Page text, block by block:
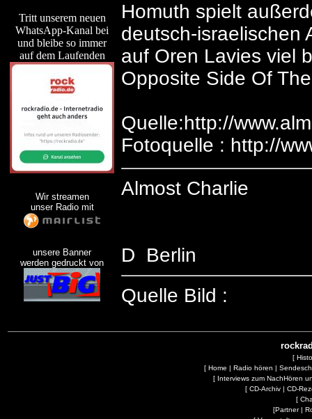
Tritt unserem neuen
WhatsApp-Kanal bei
und bleibe so immer
auf dem Laufenden
Wir streamen
unser Radio mit
unsere Banner
werden gedruckt von
Homuth spielt
deutsch-israelischen
auf Oren Lavies viel
Opposite Side Of
Quelle:http://
Fotoquelle : http://
Almost Charlie
D Berlin
Quelle Bild :
[
[ Home | Radio hören |
[ Interviews zum NachHören
[ CD-Archiv| CD-
[
[Partner|